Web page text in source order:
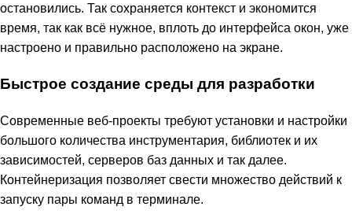
остановились. Так сохраняется контекст и экономится
время, так как всё нужное, вплоть до интерфейса окон, уже
настроено и правильно расположено на экране.
Быстрое создание среды для разработки
Современные веб-проекты требуют установки и настройки
большого количества инструментария, библиотек и их
зависимостей, серверов баз данных и так далее.
Контейнеризация позволяет свести множество действий к
запуску пары команд в терминале.